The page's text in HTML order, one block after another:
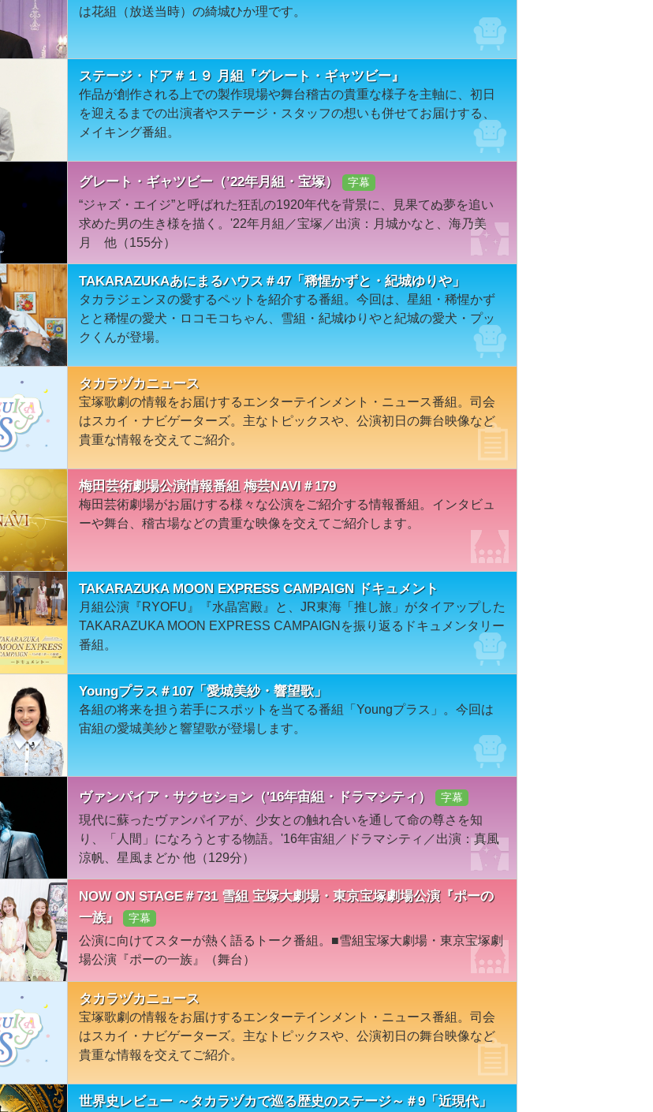
は花組（放送当時）の綺城ひか理です。
ステージ・ドア＃１９ 月組『グレート・ギャツビー』
作品が創作される上での製作現場や舞台稽古の貴重な様子を主軸に、初日
を迎えるまでの出演者やステージ・スタッフの想いも併せてお届けする、
メイキング番組。
グレート・ギャツビー（’22年月組・宝塚） 字幕
“ジャズ・エイジ”と呼ばれた狂乱の1920年代を背景に、見果てぬ夢を追い
求めた男の生き様を描く。'22年月組／宝塚／出演：月城かなと、海乃美
月 他（155分）
TAKARAZUKAあにまるハウス＃47「稀惺かずと・紀城ゆりや」
タカラジェンヌの愛するペットを紹介する番組。今回は、星組・稀惺かず
とと稀惺の愛犬・ロコモコちゃん、雪組・紀城ゆりやと紀城の愛犬・プッ
クくんが登場。
タカラヅカニュース
宝塚歌劇の情報をお届けするエンターテインメント・ニュース番組。司会
はスカイ・ナビゲーターズ。主なトピックスや、公演初日の舞台映像など
貴重な情報を交えてご紹介。
梅田芸術劇場公演情報番組 梅芸NAVI＃179
梅田芸術劇場がお届けする様々な公演をご紹介する情報番組。インタビュ
ーや舞台、稽古場などの貴重な映像を交えてご紹介します。
TAKARAZUKA MOON EXPRESS CAMPAIGN ドキュメント
月組公演『RYOFU』『水晶宮殿』と、JR東海「推し旅」がタイアップした
TAKARAZUKA MOON EXPRESS CAMPAIGNを振り返るドキュメンタリー
番組。
Youngプラス＃107「愛城美紗・響望歌」
各組の将来を担う若手にスポットを当てる番組「Youngプラス」。今回は
宙組の愛城美紗と響望歌が登場します。
ヴァンパイア・サクセション（'16年宙組・ドラマシティ） 字幕
現代に蘇ったヴァンパイアが、少女との触れ合いを通して命の尊さを知
り、「人間」になろうとする物語。'16年宙組／ドラマシティ／出演：真風
涼帆、星風まどか 他（129分）
NOW ON STAGE＃731 雪組 宝塚大劇場・東京宝塚劇場公演『ポーの
一族』
字幕
公演に向けてスターが熱く語るトーク番組。■雪組宝塚大劇場・東京宝塚劇
場公演『ポーの一族』（舞台）
タカラヅカニュース
宝塚歌劇の情報をお届けするエンターテインメント・ニュース番組。司会
はスカイ・ナビゲーターズ。主なトピックスや、公演初日の舞台映像など
貴重な情報を交えてご紹介。
世界史レビュー ～タカラヅカで巡る歴史のステージ～＃9「近現代」